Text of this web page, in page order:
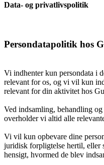
Publikationer
Patienter og
Sådan bliver
Data- og privatlivspolitik
Persondatapolitik hos
Vi indhenter kun persondata i
relevant for os, og vi vil kun
relevant for din aktivitet hos
Ved indsamling, behandling
overholder vi altid alle
Vi vil kun opbevare dine
juridisk forpligtelse hertil, eller
hensigt, hvormed de blev